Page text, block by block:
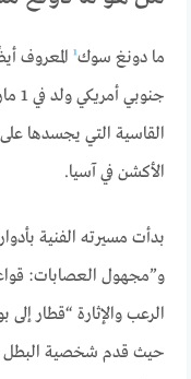
ما دونغ سوك¹ المعروف
القاسية التي يجسدها
الأكشن في آسيا.
بدأت مسيرته الفنية
و”مجهول العصابات:
الرعب والإثارة “قطار
حيث قدم شخصية البطل